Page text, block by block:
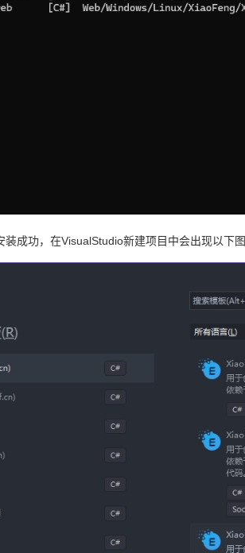
成功，在VisualStudio新建项目中会出现以下图